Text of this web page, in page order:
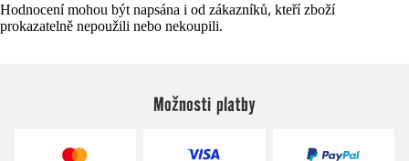
Hodnocení mohou být napsána i od zákazníků, kteří zboží
prokazatelně nepoužili nebo nekoupili.
Možnosti platby